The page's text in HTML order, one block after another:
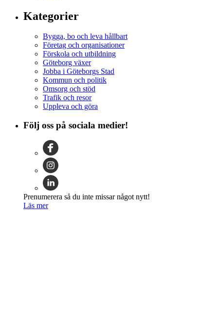
Kategorier
Bygga, bo och leva hållbart
Företag och organisationer
Förskola och utbildning
Göteborg växer
Jobba i Göteborgs Stad
Kommun och politik
Omsorg och stöd
Trafik och resor
Uppleva och göra
Följ oss på sociala medier!
Prenumerera så du inte missar något nytt!
Läs mer